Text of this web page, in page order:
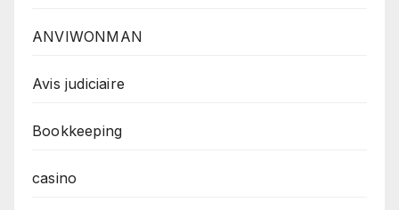
ANVIWONMAN
Avis judiciaire
Bookkeeping
casino